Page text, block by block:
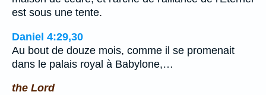
est sous une tente.
Daniel 4:29,30
Au bout de douze mois, comme il se promenait
dans le palais royal à Babylone,…
the Lord